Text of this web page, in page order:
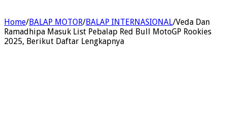
Home/BALAP MOTOR/BALAP INTERNASIONAL/Veda Dan
Ramadhipa Masuk List Pebalap Red Bull MotoGP Rookies
2025, Berikut Daftar Lengkapnya